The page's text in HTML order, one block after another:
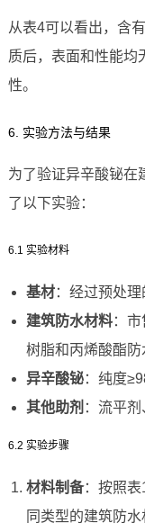
从表4可以看出，含
质后，表面和性能均
性。
6. 实验方法与结果
为了验证异辛酸铋在
了以下实验：
6.1 实验材料
基材：经过预处理
建筑防水材料：市
树脂和丙烯酸酯防
异辛酸铋：纯度
其他助剂 ：流平
6.2 实验步骤
材料制备：按照表
同类型的建筑防水